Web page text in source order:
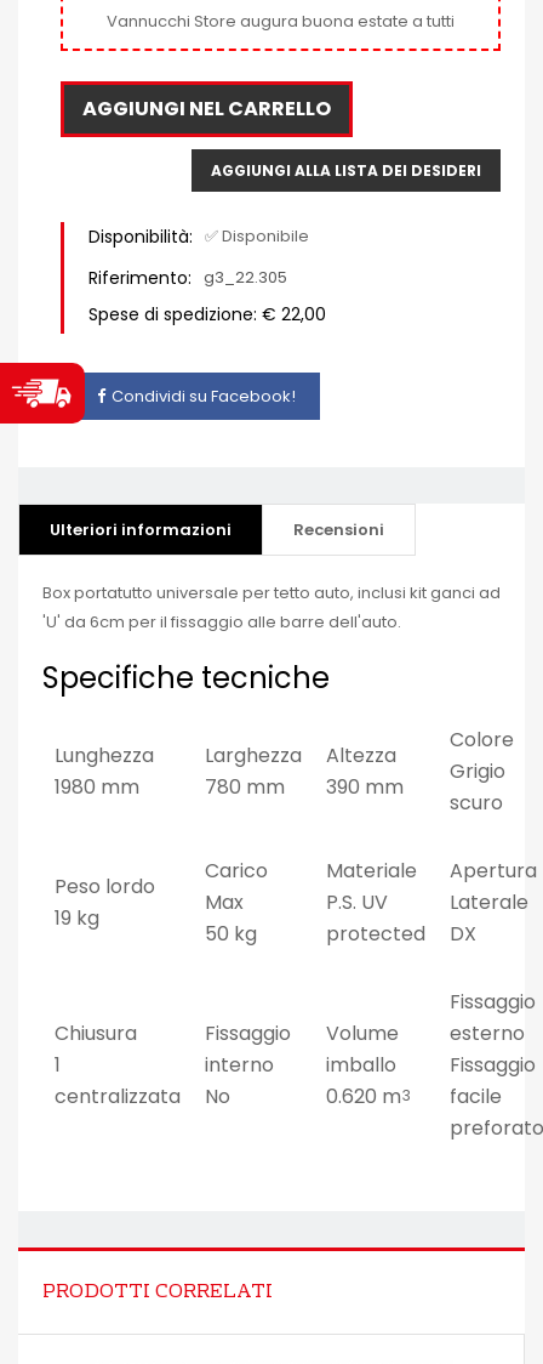
Vannucchi Store augura buona estate a tutti
AGGIUNGI NEL CARRELLO
AGGIUNGI ALLA LISTA DEI DESIDERI
Disponibilità: ✅ Disponibile
Riferimento: g3_22.305
Spese di spedizione: € 22,00
Condividi su Facebook!
Ulteriori informazioni Recensioni
Box portatutto universale per tetto auto, inclusi kit ganci ad
'U' da 6cm per il fissaggio alle barre dell'auto.
Specifiche tecniche
Lunghezza
1980 mm
Larghezza
780 mm
Altezza
390 mm
Colore
Grigio
scuro
Peso lordo
19 kg
Carico
Max
50 kg
Materiale
P.S. UV
protected
Apertura
Laterale
DX
Chiusura
1
centralizzata
Fissaggio
interno
No
Volume
imballo
0.620 m3
Fissaggio
esterno
Fissaggio
facile
preforato
PRODOTTI CORRELATI